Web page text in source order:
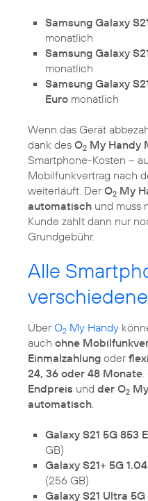
Samsung Galaxy
monatlich
Samsung Galaxy
monatlich
Samsung Galaxy
Euro monatlich
Wenn das Gerät
dank des O2 My Handy
Smartphone-Kosten –
Mobilfunkvertrag nach
weiterläuft. DerO2 My
automatisch und muss
Kunde zahlt dann nur
Grundgebühr.
Alle
ÜberO2 My Handy
auch ohne
Einmalzahlung oder
24, 36 oder 48 Monate
Endpreis und der O2
automatisch.
Galaxy S21 5G 853
GB)
Galaxy S21+ 5G
(256 GB)
Galaxy S21 Ultra 5G